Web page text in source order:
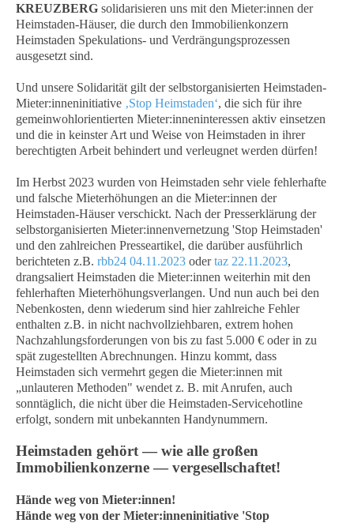
KREUZBERG solidarisieren uns mit den Mieter:innen der
Heimstaden-Häuser, die durch den Immobilienkonzern
Heimstaden Spekulations- und Verdrängungsprozessen
ausgesetzt sind.
Und unsere Solidarität gilt der selbstorganisierten Heimstaden-
Mieter:inneninitiative ‚Stop Heimstaden‘, die sich für ihre
gemeinwohlorientierten Mieter:inneninteressen aktiv einsetzen
und die in keinster Art und Weise von Heimstaden in ihrer
berechtigten Arbeit behindert und verleugnet werden dürfen!
Im Herbst 2023 wurden von Heimstaden sehr viele fehlerhafte
und falsche Mieterhöhungen an die Mieter:innen der
Heimstaden-Häuser verschickt. Nach der Presserklärung der
selbstorganisierten Mieter:innenvernetzung 'Stop Heimstaden'
und den zahlreichen Presseartikel, die darüber ausführlich
berichteten z.B. rbb24 04.11.2023 odertaz 22.11.2023,
drangsaliert Heimstaden die Mieter:innen weiterhin mit den
fehlerhaften Mieterhöhungsverlangen. Und nun auch bei den
Nebenkosten, denn wiederum sind hier zahlreiche Fehler
enthalten z.B. in nicht nachvollziehbaren, extrem hohen
Nachzahlungsforderungen von bis zu fast 5.000 € oder in zu
spät zugestellten Abrechnungen. Hinzu kommt, dass
Heimstaden sich vermehrt gegen die Mieter:innen mit
„unlauteren Methoden" wendet z. B. mit Anrufen, auch
sonntäglich, die nicht über die Heimstaden-Servicehotline
erfolgt, sondern mit unbekannten Handynummern.
Heimstaden gehört — wie alle großen
Immobilienkonzerne — vergesellschaftet!
Hände weg von Mieter:innen!
Hände weg von der Mieter:inneninitiative 'Stop